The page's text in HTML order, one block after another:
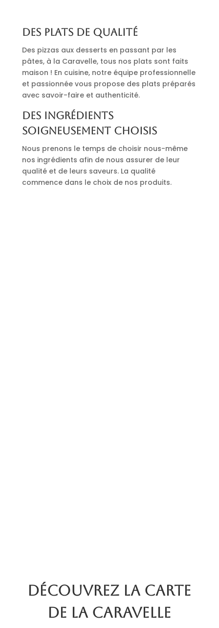
Des plats de qualité
Des pizzas aux desserts en passant par les
pâtes, à la Caravelle, tous nos plats sont faits
maison ! En cuisine, notre équipe professionnelle
et passionnée vous propose des plats préparés
avec savoir-faire et authenticité.
Des ingrédients
soigneusement choisis
Nous prenons le temps de choisir nous-même
nos ingrédients afin de nous assurer de leur
qualité et de leurs saveurs. La qualité
commence dans le choix de nos produits.
Découvrez la carte
de La Caravelle